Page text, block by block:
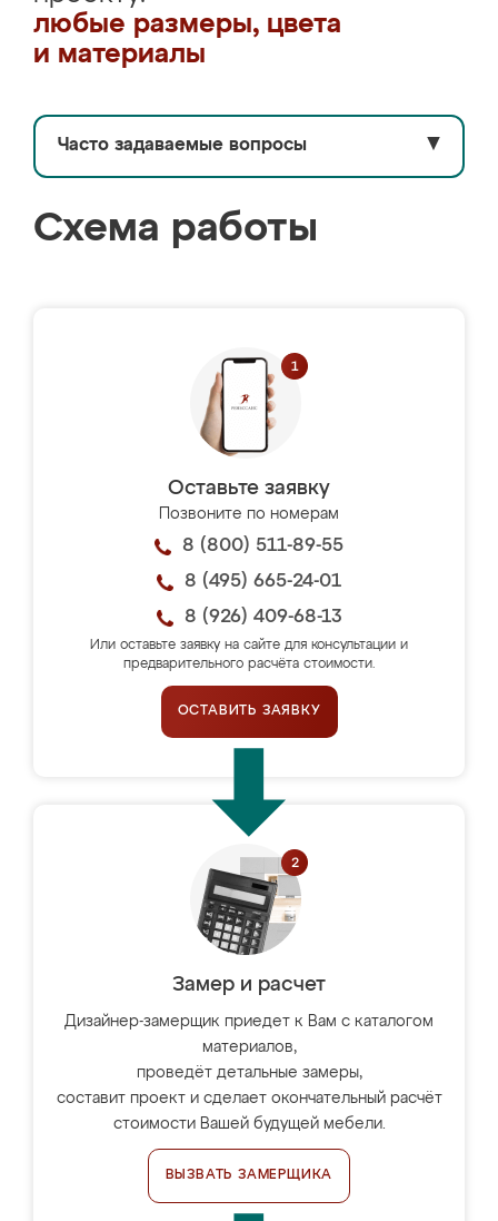
любые размеры, цвета
и материалы
Часто задаваемые вопросы ▼
Схема работы
Оставьте заявку
Позвоните по номерам
8 (800) 511-89-55
8 (495) 665-24-01
8 (926) 409-68-13
Или оставьте заявку на сайте для консультации и
предварительного расчёта стоимости.
ОСТАВИТЬ ЗАЯВКУ
Замер и расчет
Дизайнер-замерщик приедет к Вам с каталогом
материалов,
проведёт детальные замеры,
составит проект и сделает окончательный расчёт
стоимости Вашей будущей мебели.
ВЫЗВАТЬ ЗАМЕРЩИКА